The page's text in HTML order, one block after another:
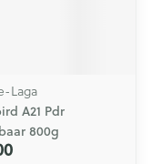
Laga
A21 Pdr
800g